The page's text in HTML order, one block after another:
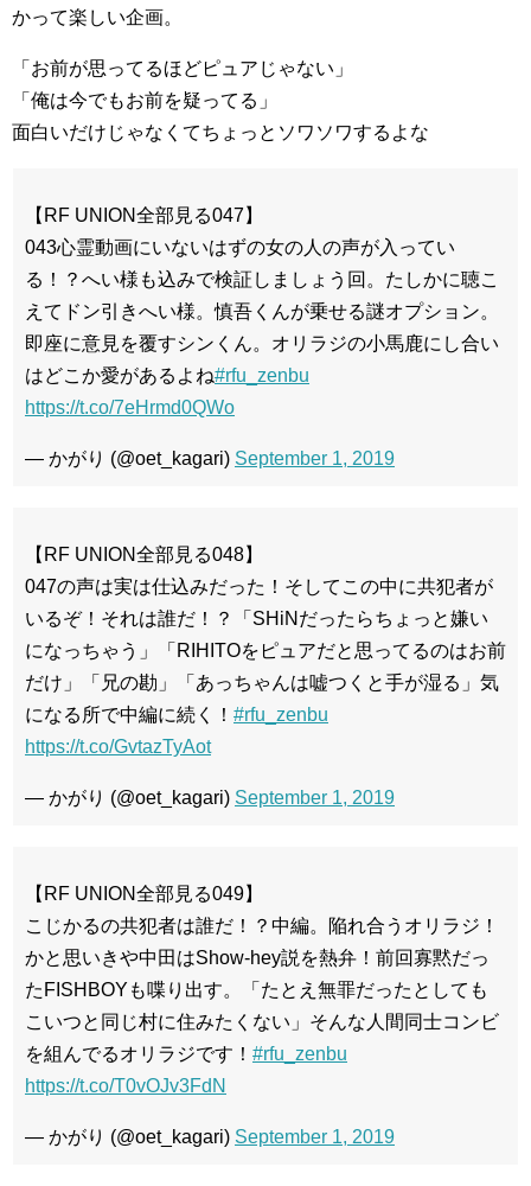
かって楽しい企画。
「お前が思ってるほどピュアじゃない」
「俺は今でもお前を疑ってる」
面白いだけじゃなくてちょっとソワソワするよな
【RF UNION全部見る047】
043心霊動画にいないはずの女の人の声が入ってい
る！？へい様も込みで検証しましょう回。たしかに聴こ
えてドン引きへい様。慎吾くんが乗せる謎オプション。
即座に意見を覆すシンくん。オリラジの小馬鹿にし合い
はどこか愛があるよね#rfu_zenbu
https://t.co/7eHrmd0QWo
— かがり (@oet_kagari) September 1, 2019
【RF UNION全部見る048】
047の声は実は仕込みだった！そしてこの中に共犯者が
いるぞ！それは誰だ！？「SHiNだったらちょっと嫌い
になっちゃう」「RIHITOをピュアだと思ってるのはお前
だけ」「兄の勘」「あっちゃんは嘘つくと手が湿る」気
になる所で中編に続く！ #rfu_zenbu
https://t.co/GvtazTyAot
— かがり (@oet_kagari) September 1, 2019
【RF UNION全部見る049】
こじかるの共犯者は誰だ！？中編。陥れ合うオリラジ！
かと思いきや中田はShow-hey説を熱弁！前回寡黙だっ
たFISHBOYも喋り出す。「たとえ無罪だったとしても
こいつと同じ村に住みたくない」そんな人間同士コンビ
を組んでるオリラジです！ #rfu_zenbu
https://t.co/T0vOJv3FdN
— かがり (@oet_kagari) September 1, 2019